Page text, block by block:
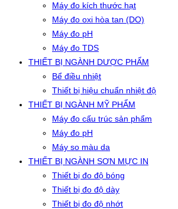
Máy đo kích thước hạt
Máy đo oxi hòa tan (DO)
Máy đo pH
Máy đo TDS
THIẾT BỊ NGÀNH DƯỢC PHẨM
Bể điều nhiệt
Thiết bị hiệu chuẩn nhiệt độ
THIẾT BỊ NGÀNH MỸ PHẨM
Máy đo cấu trúc sản phẩm
Máy đo pH
Máy so màu da
THIẾT BỊ NGÀNH SƠN MỰC IN
Thiết bị đo độ bóng
Thiết bị đo độ dày
Thiết bị đo độ nhớt